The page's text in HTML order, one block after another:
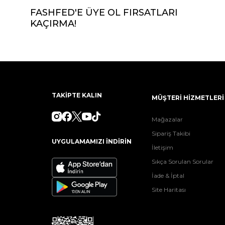
FASHFED'E ÜYE OL FIRSATLARI
KAÇIRMA!
TAKİPTE KALIN
UYGULAMAMIZI İNDİRİN
MÜŞTERİ HİZMETLERİ
Mağazalar
Sipariş Takibi
İletişim
Sıkça Sorulan Sorular
İade & İptal
Site Haritası